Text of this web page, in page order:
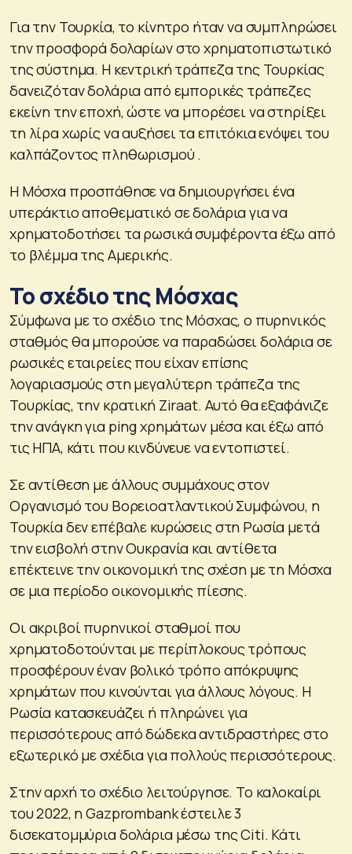
Για την Τουρκία, το κίνητρο ήταν να συμπληρώσει
την προσφορά δολαρίων στο χρηματοπιστωτικό
της σύστημα. Η κεντρική τράπεζα της Τουρκίας
δανειζόταν δολάρια από εμπορικές τράπεζες
εκείνη την εποχή, ώστε να μπορέσει να στηρίξει
τη λίρα χωρίς να αυξήσει τα επιτόκια ενόψει του
καλπάζοντος πληθωρισμού .
Η Μόσχα προσπάθησε να δημιουργήσει ένα
υπεράκτιο αποθεματικό σε δολάρια για να
χρηματοδοτήσει τα ρωσικά συμφέροντα έξω από
το βλέμμα της Αμερικής.
Το σχέδιο της Μόσχας
Σύμφωνα με το σχέδιο της Μόσχας, ο πυρηνικός
σταθμός θα μπορούσε να παραδώσει δολάρια σε
ρωσικές εταιρείες που είχαν επίσης
λογαριασμούς στη μεγαλύτερη τράπεζα της
Τουρκίας, την κρατική Ziraat. Αυτό θα εξαφάνιζε
την ανάγκη για ping χρημάτων μέσα και έξω από
τις ΗΠΑ, κάτι που κινδύνευε να εντοπιστεί.
Σε αντίθεση με άλλους συμμάχους στον
Οργανισμό του Βορειοατλαντικού Συμφώνου, η
Τουρκία δεν επέβαλε κυρώσεις στη Ρωσία μετά
την εισβολή στην Ουκρανία και αντίθετα
επέκτεινε την οικονομική της σχέση με τη Μόσχα
σε μια περίοδο οικονομικής πίεσης.
Οι ακριβοί πυρηνικοί σταθμοί που
χρηματοδοτούνται με περίπλοκους τρόπους
προσφέρουν έναν βολικό τρόπο απόκρυψης
χρημάτων που κινούνται για άλλους λόγους. Η
Ρωσία κατασκευάζει ή πληρώνει για
περισσότερους από δώδεκα αντιδραστήρες στο
εξωτερικό με σχέδια για πολλούς περισσότερους.
Στην αρχή το σχέδιο λειτούργησε. Το καλοκαίρι
του 2022, η Gazprombank έστειλε 3
δισεκατομμύρια δολάρια μέσω της Citi. Κάτι